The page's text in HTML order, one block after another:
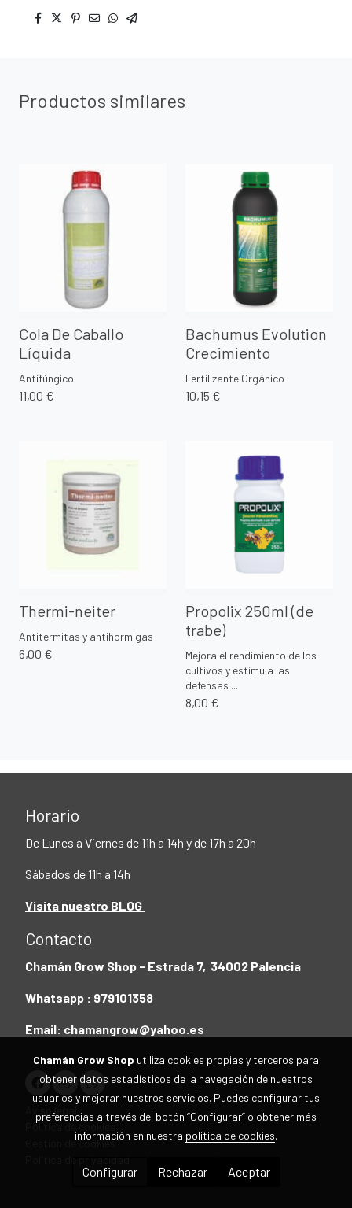
Productos similares
Cola De Caballo
Líquida
Antifúngico
11,00 €
Bachumus Evolution
Crecimiento
Fertilizante Orgánico
10,15 €
Thermi-neiter
Antitermitas y antihormigas
6,00 €
Propolix 250ml (de
trabe)
Mejora el rendimiento de los
cultivos y estimula las
defensas ...
8,00 €
Horario
De Lunes a Viernes de 11h a 14h y de 17h a 20h
Sábados de 11h a 14h
Visita nuestro BLOG
Contacto
Chamán Grow Shop - Estrada 7, 34002 Palencia
Whatsapp : 979101358
Email: chamangrow@yahoo.es
Aviso legal
Política de cookies
Gestión de cookies
Chamán Grow Shop utiliza cookies propias y terceros para
obtener datos estadísticos de la navegación de nuestros
usuarios y mejorar nuestros servicios. Puedes configurar tus
preferencias a través del botón “Configurar” o obtener más
información en nuestra política de cookies.
Configurar Rechazar Aceptar